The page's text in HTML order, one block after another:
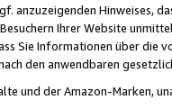
anzuzeigenden Hinweises,
Ihrer Website
Sie Informationen über die
den anwendbaren
und der Amazon-Marken,